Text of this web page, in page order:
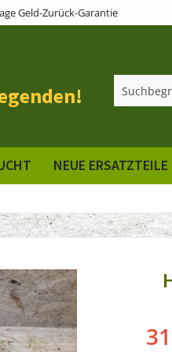
Geld-Zurück-Garantie
NEUE ERSATZTEILE